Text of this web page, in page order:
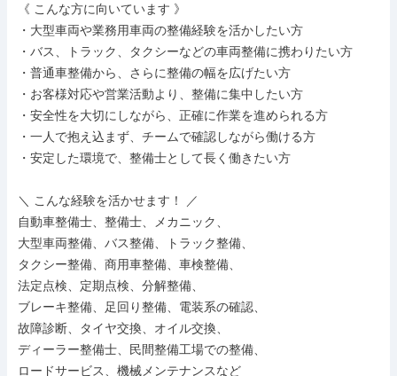
《 こんな方に向いています 》
・大型車両や業務用車両の整備経験を活かしたい方
・バス、トラック、タクシーなどの車両整備に携わりたい方
・普通車整備から、さらに整備の幅を広げたい方
・お客様対応や営業活動より、整備に集中したい方
・安全性を大切にしながら、正確に作業を進められる方
・一人で抱え込まず、チームで確認しながら働ける方
・安定した環境で、整備士として長く働きたい方
＼ こんな経験を活かせます！ ／
自動車整備士、整備士、メカニック、
大型車両整備、バス整備、トラック整備、
タクシー整備、商用車整備、車検整備、
法定点検、定期点検、分解整備、
ブレーキ整備、足回り整備、電装系の確認、
故障診断、タイヤ交換、オイル交換、
ディーラー整備士、民間整備工場での整備、
ロードサービス、機械メンテナンスなど